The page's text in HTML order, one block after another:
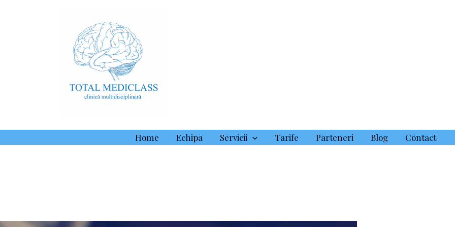
Home Echipa Servicii Tarife Parteneri Blog Contact